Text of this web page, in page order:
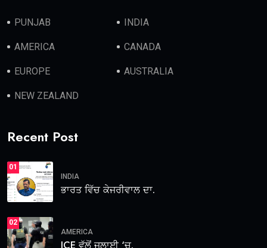
PUNJAB INDIA
AMERICA CANADA
EUROPE AUSTRALIA
NEW ZEALAND
Recent Post
01
INDIA
ਭਾਰਤ ਵਿੱਚ ਕੇਜਰੀਵਾਲ ਦਾ.
02
AMERICA